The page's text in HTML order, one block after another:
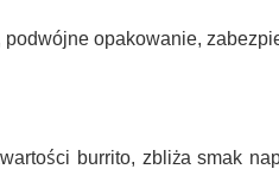
opakowanie,
burrito, zbliża smak